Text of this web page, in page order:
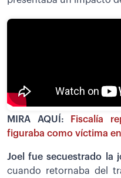
MIRA AQUÍ:
Fiscalía
figuraba como víctima
Joel fue secuestrado la
cuando retornaba del